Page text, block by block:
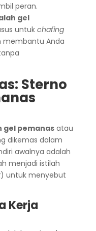
peran.
gel
untuk chafing
membantu Anda
Sterno
gel pemanasatau
dikemas dalam
awalnya adalah
menjadi istilah
) untuk menyebut
Kerja